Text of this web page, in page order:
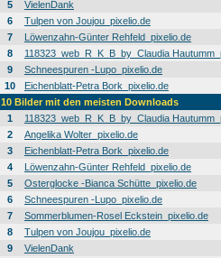
5
VielenDank
6
Tulpen von Joujou_pixelio.de
7
Löwenzahn-Günter Rehfeld_pixelio.de
8
118323_web_R_K_B_by_Claudia
9
Schneespuren -Lupo_pixelio.de
10
Eichenblatt-Petra Bork_pixelio.de
10 Bilder mit den meisten Downloads
1
118323_web_R_K_B_by_Claudia
2
Angelika Wolter_pixelio.de
3
Eichenblatt-Petra Bork_pixelio.de
4
Löwenzahn-Günter Rehfeld_pixelio.de
5
Osterglocke -Bianca Schütte_pixelio.de
6
Schneespuren -Lupo_pixelio.de
7
Sommerblumen-Rosel Eckstein_pixelio.de
8
Tulpen von Joujou_pixelio.de
9
VielenDank